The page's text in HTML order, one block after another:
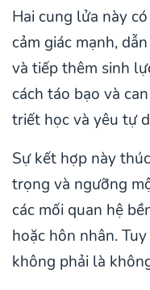
Hai cung lửa này
cảm giác mạnh,
và tiếp thêm sinh
cách táo bạo và
triết học và yêu tự
Sự kết hợp này
trọng và ngưỡng
các mối quan hệ
hoặc hôn nhân.
không phải là